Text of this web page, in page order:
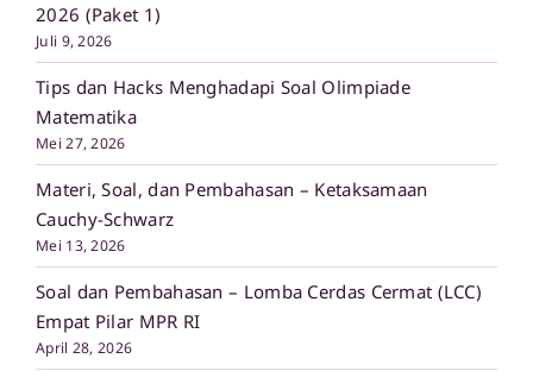
2026 (Paket 1)
Juli 9, 2026
Tips dan Hacks Menghadapi Soal Olimpiade
Matematika
Mei 27, 2026
Materi, Soal, dan Pembahasan – Ketaksamaan
Cauchy-Schwarz
Mei 13, 2026
Soal dan Pembahasan – Lomba Cerdas Cermat (LCC)
Empat Pilar MPR RI
April 28, 2026